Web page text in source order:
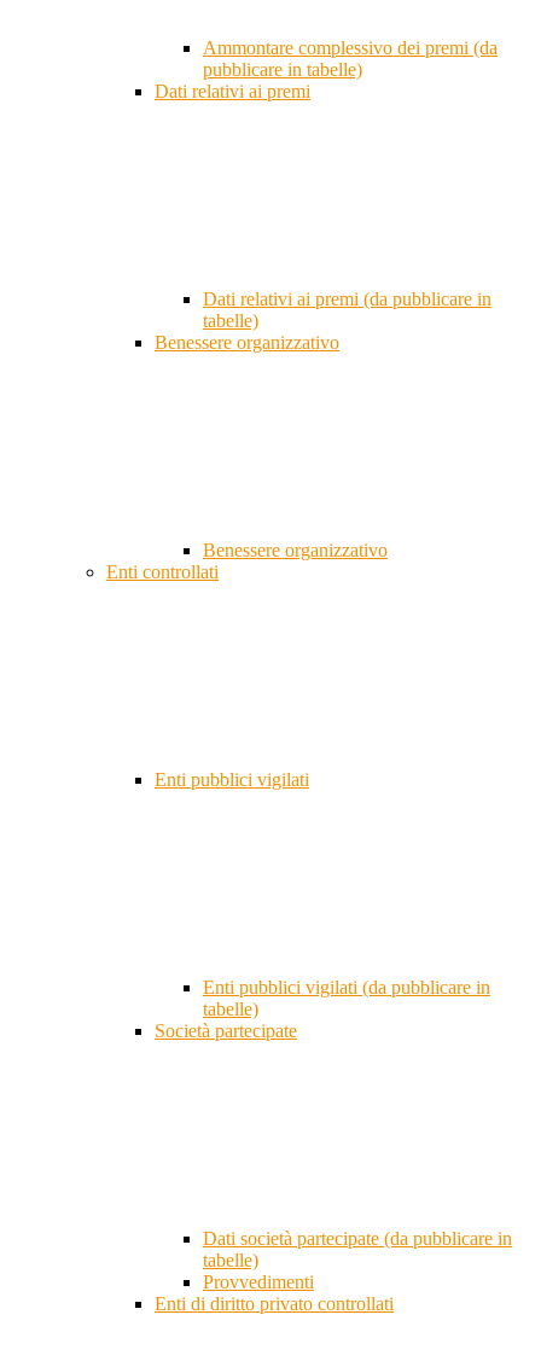
Ammontare complessivo dei premi (da
pubblicare in tabelle)
Dati relativi ai premi
Dati relativi ai premi (da pubblicare in
tabelle)
Benessere organizzativo
Benessere organizzativo
Enti controllati
Enti pubblici vigilati
Enti pubblici vigilati (da pubblicare in
tabelle)
Società partecipate
Dati società partecipate (da pubblicare in
tabelle)
Provvedimenti
Enti di diritto privato controllati